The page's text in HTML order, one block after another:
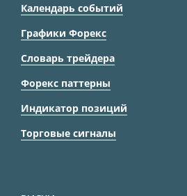
Календарь событий
Графики Форекс
Словарь трейдера
Форекс паттерны
Индикатор позиций
Торговые сигналы